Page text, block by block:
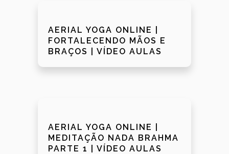
AERIAL YOGA ONLINE |
FORTALECENDO MÃOS E
BRAÇOS | VÍDEO AULAS
AERIAL YOGA ONLINE |
MEDITAÇÃO NADA BRAHMA
PARTE 1 | VÍDEO AULAS